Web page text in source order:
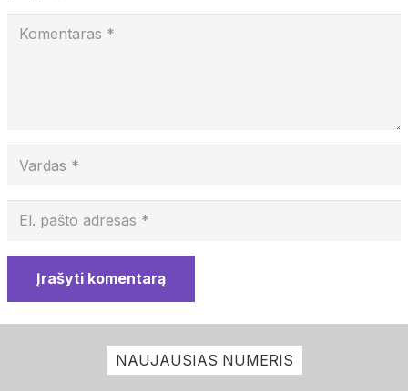
Įrašyti komentarą
NAUJAUSIAS NUMERIS